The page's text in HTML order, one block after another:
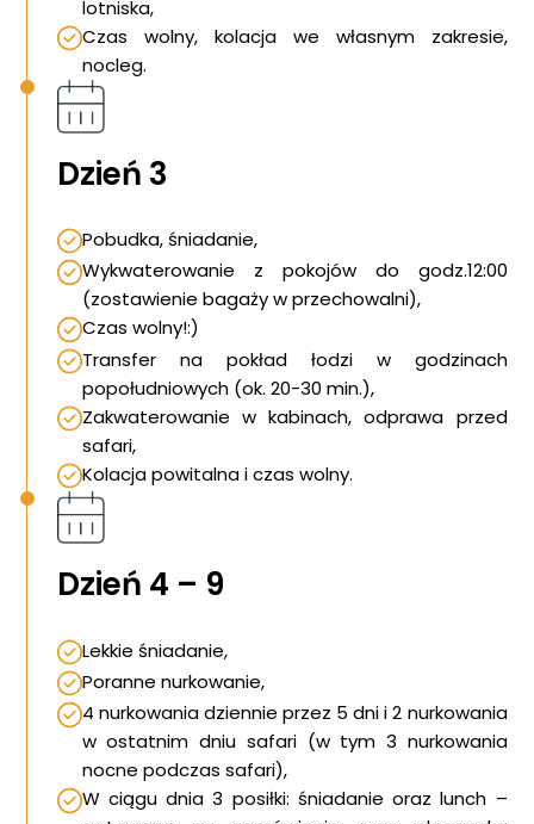
lotniska,
Czas wolny, kolacja we własnym zakresie,
nocleg.
Dzień 3
Pobudka, śniadanie,
Wykwaterowanie z pokojów do godz.12:00
(zostawienie bagaży w przechowalni),
Czas wolny!:)
Transfer na pokład łodzi w godzinach
popołudniowych (ok. 20-30 min.),
Zakwaterowanie w kabinach, odprawa przed
safari,
Kolacja powitalna i czas wolny.
Dzień 4 – 9
Lekkie śniadanie,
Poranne nurkowanie,
4 nurkowania dziennie przez 5 dni i 2 nurkowania
w ostatnim dniu safari (w tym 3 nurkowania
nocne podczas safari),
W ciągu dnia 3 posiłki: śniadanie oraz lunch –